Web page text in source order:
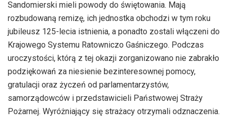
Sandomierski mieli powody do świętowania. Mają
rozbudowaną remizę, ich jednostka obchodzi w tym roku
jubileusz 125-lecia istnienia, a ponadto zostali włączeni do
Krajowego Systemu Ratowniczo Gaśniczego. Podczas
uroczystości, którą z tej okazji zorganizowano nie zabrakło
podziękowań za niesienie bezinteresownej pomocy,
gratulacji oraz życzeń od parlamentarzystów,
samorządowców i przedstawicieli Państwowej Straży
Pożarnej. Wyróżniający się strażacy otrzymali odznaczenia.